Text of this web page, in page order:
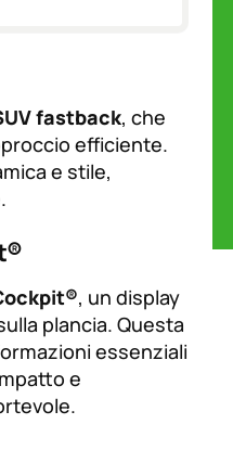
fastback, che
efficiente.
e stile,
, un display
plancia. Questa
essenziali
e